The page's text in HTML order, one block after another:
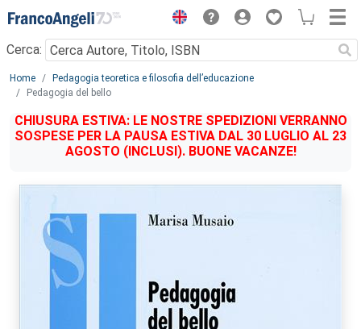
Menu
Cerca:
Main content
Home
Pedagogia teoretica e filosofia dell’educazione
Pedagogia del bello
CHIUSURA ESTIVA: LE NOSTRE SPEDIZIONI VERRANNO
SOSPESE PER LA PAUSA ESTIVA DAL 30 LUGLIO AL 23
AGOSTO (INCLUSI). BUONE VACANZE!